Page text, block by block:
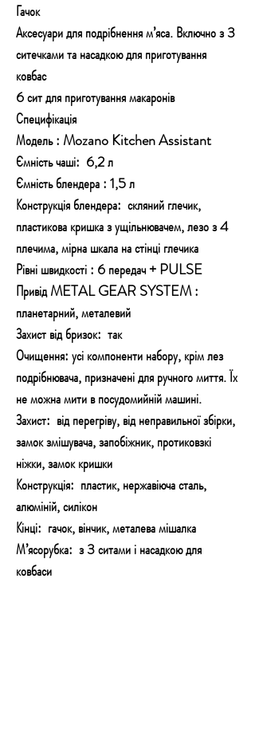
Гачок
Аксесуари для подрібнення м’яса. Включно з 3
ситечками та насадкою для приготування
ковбас
6 сит для приготування макаронів
Специфікація
Модель : Mozano Kitchen Assistant
Ємність чаші: 6,2 л
Ємність блендера : 1,5 л
Конструкція блендера: скляний глечик,
пластикова кришка з ущільнювачем, лезо з 4
плечима, мірна шкала на стінці глечика
Рівні швидкості : 6 передач + PULSE
Привід METAL GEAR SYSTEM :
планетарний, металевий
Захист від бризок: так
Очищення: усі компоненти набору, крім лез
подрібнювача, призначені для ручного миття. Їх
не можна мити в посудомийній машині.
Захист: від перегріву, від неправильної збірки,
замок змішувача, запобіжник, протиковзкі
ніжки, замок кришки
Конструкція: пластик, нержавіюча сталь,
алюміній, силікон
Кінці: гачок, вінчик, металева мішалка
М’ясорубка: з 3 ситами і насадкою для
ковбаси